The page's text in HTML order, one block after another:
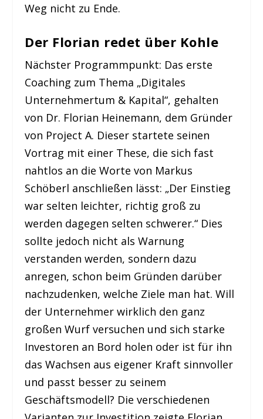
Weg nicht zu Ende.
Der Florian redet über Kohle
Nächster Programmpunkt: Das erste
Coaching zum Thema „Digitales
Unternehmertum & Kapital“, gehalten
von Dr. Florian Heinemann, dem Gründer
von Project A. Dieser startete seinen
Vortrag mit einer These, die sich fast
nahtlos an die Worte von Markus
Schöberl anschließen lässt: „Der Einstieg
war selten leichter, richtig groß zu
werden dagegen selten schwerer.“ Dies
sollte jedoch nicht als Warnung
verstanden werden, sondern dazu
anregen, schon beim Gründen darüber
nachzudenken, welche Ziele man hat. Will
der Unternehmer wirklich den ganz
großen Wurf versuchen und sich starke
Investoren an Bord holen oder ist für ihn
das Wachsen aus eigener Kraft sinnvoller
und passt besser zu seinem
Geschäftsmodell? Die verschiedenen